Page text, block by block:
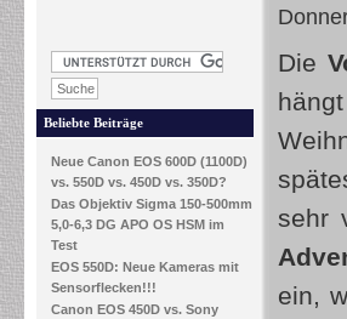
Beliebte Beiträge
Neue Canon EOS 600D (1100D)
vs. 550D vs. 450D vs. 350D?
Das Objektiv Sigma 150-500mm
5,0-6,3 DG APO OS HSM im
Test
EOS 550D: Neue Kameras mit
Sensorflecken!!!
Canon EOS 450D vs. Sony
Die
sehr
ein,